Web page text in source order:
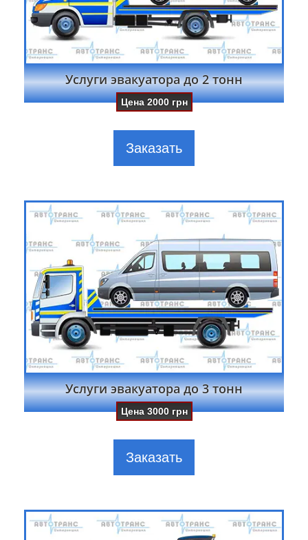
Услуги эвакуатора до 2 тонн
Цена2000 грн
Заказать
Услуги эвакуатора до 3 тонн
Цена3000 грн
Заказать